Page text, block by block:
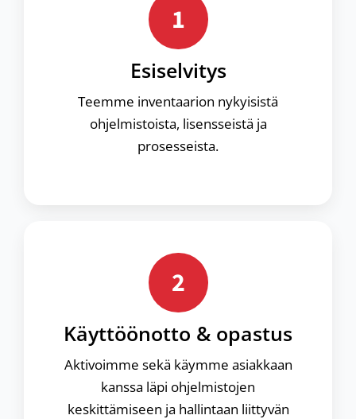
1
Esiselvitys
Teemme inventaarion nykyisistä
ohjelmistoista, lisensseistä ja
prosesseista.
2
Käyttöönotto & opastus
Aktivoimme sekä käymme asiakkaan
kanssa läpi ohjelmistojen
keskittämiseen ja hallintaan liittyvän